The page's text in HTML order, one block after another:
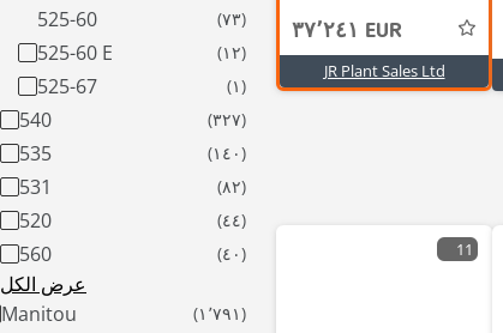
525-60
525-60 E
525-67
540
535
531
520
560
عرض الكل
Manitou
٣٧٬٢٤١ EUR
JR Plant Sales Ltd
11